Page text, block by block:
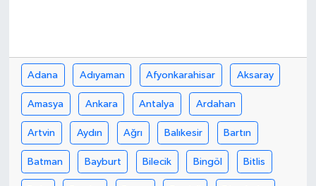
Adana Adıyaman Afyonkarahisar Aksaray
Amasya Ankara Antalya Ardahan
Artvin Aydın Ağrı Balıkesir Bartın
Batman Bayburt Bilecik Bingöl Bitlis